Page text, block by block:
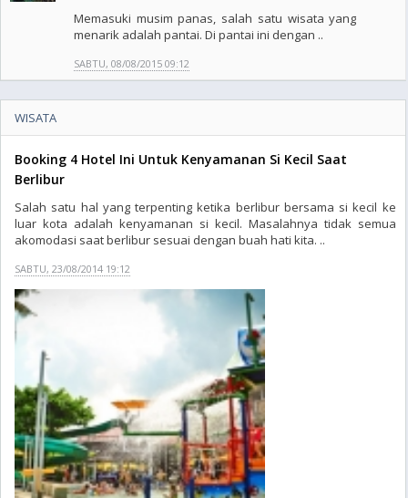
Memasuki musim panas, salah satu wisata yang
menarik adalah pantai. Di pantai ini dengan ..
SABTU, 08/08/2015 09:12
WISATA
Booking 4 Hotel Ini Untuk Kenyamanan Si Kecil Saat
Berlibur
Salah satu hal yang terpenting ketika berlibur bersama si kecil ke
luar kota adalah kenyamanan si kecil. Masalahnya tidak semua
akomodasi saat berlibur sesuai dengan buah hati kita. ..
SABTU, 23/08/2014 19:12